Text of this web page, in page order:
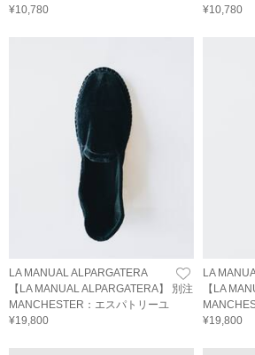
¥10,780
¥10,780
LA MANUAL ALPARGATERA
【LA MANUAL ALPARGATERA】 別注
MANCHESTER：エスパトリーユ
¥19,800
LA
【LA
¥19,800